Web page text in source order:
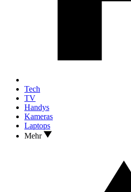
Tech
TV
Handys
Kameras
Laptops
Mehr